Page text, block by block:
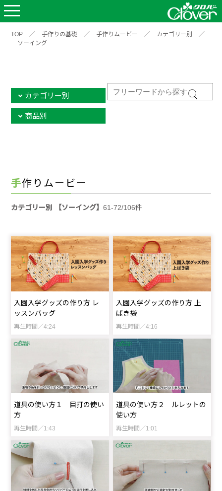
TOP ／ 手作りの基礎 ／ 手作りムービー ／ カテゴリー別
／
ソーイング
カテゴリー別
商品別
手作りムービー
カテゴリー別 【ソーイング】61-72/106件
入園入学グッズの作り方 レ
ッスンバッグ
再生時間／4:24
入園入学グッズの作り方 上
ばき袋
再生時間／4:16
道具の使い方１ 目打の使い
方
再生時間／1:43
道具の使い方２ ルレットの
使い方
再生時間／1:01